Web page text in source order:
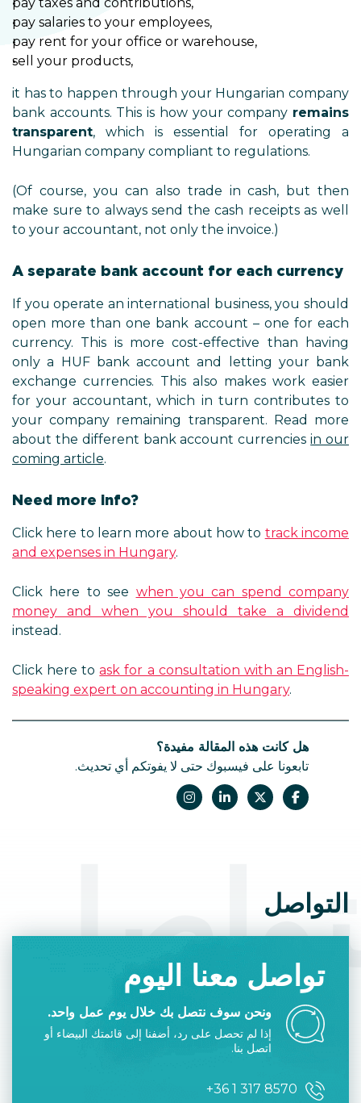
pay salaries to your employees,
pay rent for your office or warehouse,
sell your products,
it has to happen through your Hungarian company
bank accounts. This is how your company remains
transparent, which is essential for operating a
Hungarian company compliant to regulations.
(Of course, you can also trade in cash, but then
make sure to always send the cash receipts as well
to your accountant, not only the invoice.)
A separate bank account for each currency
If you operate an international business, you should
open more than one bank account – one for each
currency. This is more cost-effective than having
only a HUF bank account and letting your bank
exchange currencies. This also makes work easier
for your accountant, which in turn contributes to
your company remaining transparent. Read more
about the different bank account currenciesin our
coming article.
Need more info?
Click here to learn more about how to track income
and expenses in Hungary.
Click here to see when you can spend company
money and when you should take a dividend
instead.
Click here toask for a consultation with an English-
speaking expert on accounting in Hungary.
هل كانت هذه المقالة مفيدة؟
تابعونا على فيسبوك حتى لا يفوتكم أي تحديث.
التواصل
تواصل معنا اليوم
ونحن سوف نتصل بك خلال يوم عمل واحد.
إذا لم تحصل على رد، أضفنا إلى قائمتك البيضاء أو
اتصل بنا.
+36 1 317 8570